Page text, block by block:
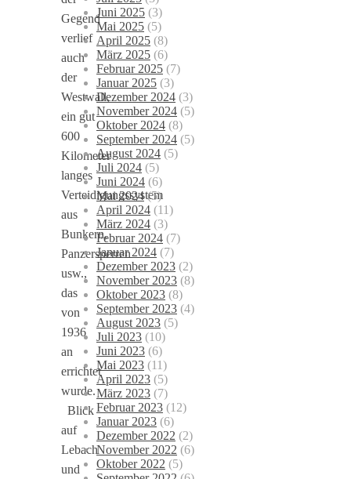
Gegend
verlief
auch
der
Westwall,
ein gut
600
Kilometer
langes
Verteidigungssystem
aus
Bunkern,
Panzersperren
usw.,
das
von
1936
an
errichtet
wurde.
Blick
auf
Lebach
und
Juni 2025 (3)
Mai 2025 (5)
April 2025 (8)
März 2025 (6)
Februar 2025 (7)
Januar 2025 (3)
Dezember 2024 (3)
November 2024 (5)
Oktober 2024 (8)
September 2024 (5)
August 2024 (5)
Juli 2024 (5)
Juni 2024 (6)
Mai 2024(5)
April 2024 (11)
März 2024 (3)
Februar 2024 (7)
Januar 2024 (7)
Dezember 2023 (2)
November 2023 (8)
Oktober 2023 (8)
September 2023 (4)
August 2023 (5)
Juli 2023 (10)
Juni 2023 (6)
Mai 2023 (11)
April 2023 (5)
März 2023 (7)
Februar 2023 (12)
Januar 2023 (6)
Dezember 2022 (2)
November 2022 (6)
Oktober 2022 (5)